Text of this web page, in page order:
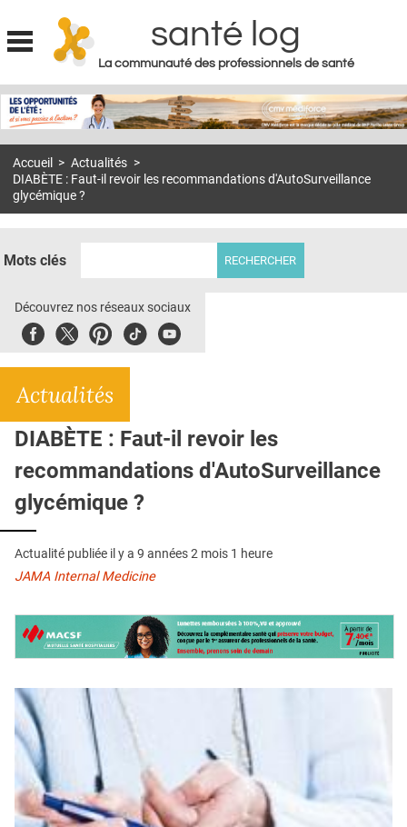
Jump to navigation
santé log
La communauté des professionnels de santé
MON COMPTE
S'ABONNER À LA REVUE SOIN À DOMICILE
ACTUS
E-REVUE SAD
THÉMA
CRÉDITS
Accueil > Actualités >
DIABÈTE : Faut-il revoir les recommandations d'AutoSurveillance
glycémique ?
Mots clés
Découvrez nos réseaux sociaux
FacebookTwitterPinterest
TiktokYoubute
Actualités
DIABÈTE : Faut-il revoir les
recommandations d'AutoSurveillance
glycémique ?
Actualité publiée il y a 9 années 2 mois 1 heure
JAMA Internal Medicine